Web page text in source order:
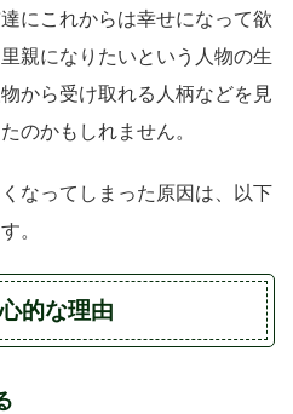
にこれからは幸せになって欲
親になりたいという人物の生
から受け取れる人柄などを見
のかもしれません。
なってしまった原因は、以下
。
的な理由